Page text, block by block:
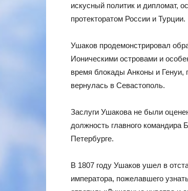
искусный политик и дипломат,
протекторатом России и Турции.
Ушаков продемонстрировал
Ионическими островами и
время блокады Анконы и
вернулась в Севастополь.
Заслуги Ушакова не были
должность главного командира
Петербурге.
В 1807 году Ушаков ушел в
императора, пожелавшего